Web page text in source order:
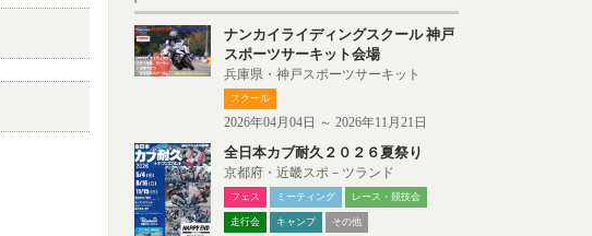
ナンカイライディングスクール 神戸
スポーツサーキット会場
兵庫県・神戸スポーツサーキット
スクール
2026年04月04日 ～ 2026年11月21日
全日本カブ耐久２０２６夏祭り
京都府・近畿スポ－ツランド
フェス ミーティング レース・競技会
走行会 キャンプ その他